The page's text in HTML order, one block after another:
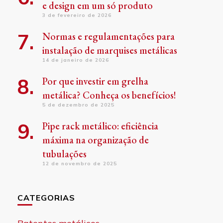
e design em um só produto
3 de fevereiro de 2026
Normas e regulamentações para
instalação de marquises metálicas
14 de janeiro de 2026
Por que investir em grelha
metálica? Conheça os benefícios!
5 de dezembro de 2025
Pipe rack metálico: eficiência
máxima na organização de
tubulações
12 de novembro de 2025
CATEGORIAS